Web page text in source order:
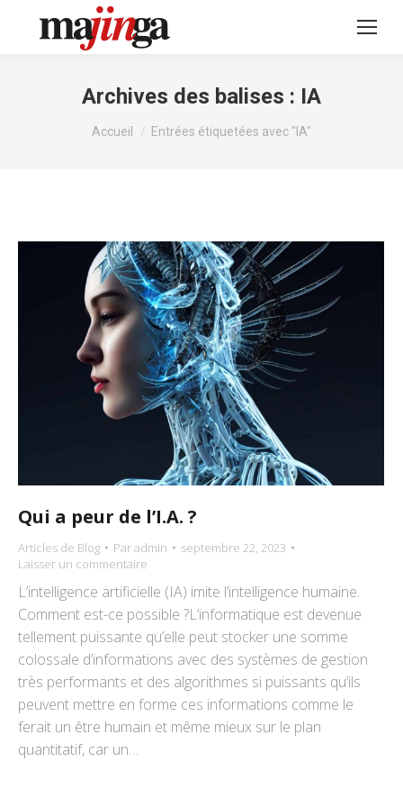
Archives des balises : IA
Vous êtes ici :
Accueil Entrées étiquetées avec "IA"
Qui a peur de l’I.A. ?
Articles de Blog Paradmin
septembre 22, 2023
Laisser un commentaire
L’intelligence artificielle (IA) imite l’intelligence humaine.
Comment est-ce possible ?L’informatique est devenue
tellement puissante qu’elle peut stocker une somme
colossale d’informations avec des systèmes de gestion
très performants et des algorithmes si puissants qu’ils
peuvent mettre en forme ces informations comme le
ferait un être humain et même mieux sur le plan
quantitatif, car un…